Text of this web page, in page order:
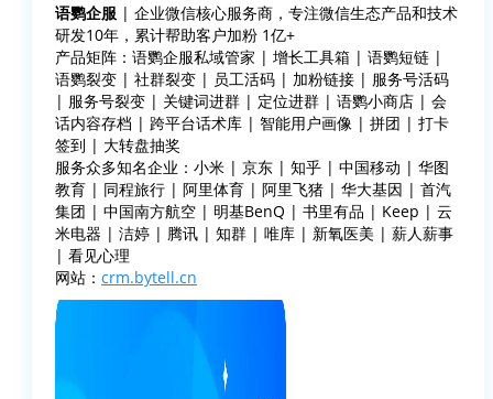
语鹦企服 | 企业微信核心服务商，专注微信生态产品和技术
研发10年，累计帮助客户加粉 1亿+
产品矩阵：语鹦企服私域管家 | 增长工具箱 | 语鹦短链 |
语鹦裂变 | 社群裂变 | 员工活码 | 加粉链接 | 服务号活码
| 服务号裂变 | 关键词进群 | 定位进群 | 语鹦小商店 | 会
话内容存档 | 跨平台话术库 | 智能用户画像 | 拼团 | 打卡
签到 | 大转盘抽奖
服务众多知名企业：小米 | 京东 | 知乎 | 中国移动 | 华图
教育 | 同程旅行 | 阿里体育 | 阿里飞猪 | 华大基因 | 首汽
集团 | 中国南方航空 | 明基BenQ | 书里有品 | Keep | 云
米电器 | 洁婷 | 腾讯 | 知群 | 唯库 | 新氧医美 | 薪人薪事
| 看见心理
网站： crm.bytell.cn